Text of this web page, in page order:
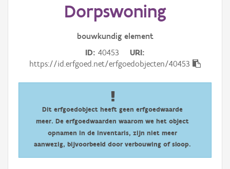
Persoon of collectief
Downloads
Dorpswoning
bouwkundig element
ID 40453
URI
https://id.erfgoed.net/erfgoedobjecten/40453
Dit erfgoedobject heeft geen erfgoedwaarde
meer. De erfgoedwaarden waarom we het object
opnamen in de inventaris, zijn niet meer
aanwezig, bijvoorbeeld door verbouwing of sloop.